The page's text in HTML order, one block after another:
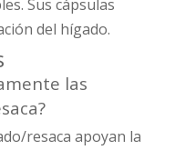
Sus cápsulas
del hígado.
las
resaca apoyan la